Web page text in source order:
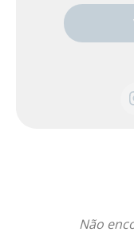
Não